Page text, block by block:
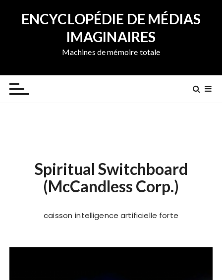
ENCYCLOPÉDIE DE MÉDIAS
IMAGINAIRES
Machines de mémoire totale
Spiritual Switchboard
(McCandless Corp.)
caisson intelligence artificielle forte